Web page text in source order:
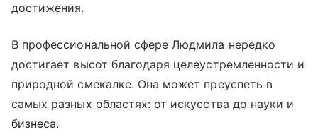
достижения.
В профессиональной сфере Людмила нередко
достигает высот благодаря целеустремленности и
природной смекалке. Она может преуспеть в
самых разных областях: от искусства до науки и
бизнеса.